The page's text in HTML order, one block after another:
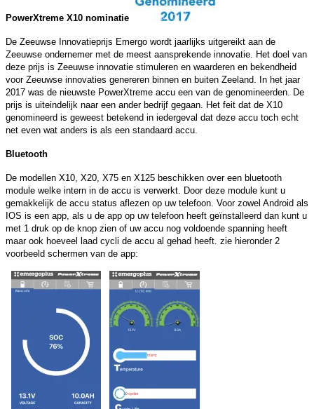
PowerXtreme X10 nominatie
De Zeeuwse Innovatieprijs Emergo wordt jaarlijks uitgereikt aan de
Zeeuwse ondernemer met de meest aansprekende innovatie. Het doel van
deze prijs is Zeeuwse innovatie stimuleren en waarderen en bekendheid
voor Zeeuwse innovaties genereren binnen en buiten Zeeland. In het jaar
2017 was de nieuwste PowerXtreme accu een van de genomineerden. De
prijs is uiteindelijk naar een ander bedrijf gegaan. Het feit dat de X10
genomineerd is geweest betekend in iedergeval dat deze accu toch echt
net even wat anders is als een standaard accu.
Bluetooth
De modellen X10, X20, X75 en X125 beschikken over een bluetooth
module welke intern in de accu is verwerkt. Door deze module kunt u
gemakkelijk de accu status aflezen op uw telefoon. Voor zowel Android als
IOS is een app, als u de app op uw telefoon heeft geïnstalleerd dan kunt u
met 1 druk op de knop zien of uw accu nog voldoende spanning heeft
maar ook hoeveel laad cycli de accu al gehad heeft. zie hieronder 2
voorbeeld schermen van de app: